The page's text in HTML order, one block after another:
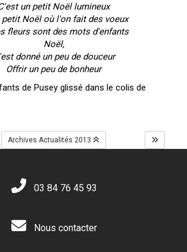
un petit Noël lumineux
petit Noël où l'on fait des voeux
fleurs sont des mots d'enfants
Noël,
donné un peu de douceur
Offrir un peu de bonheur
de Pusey glissé dans le colis de
Archives Actualités 2013
03 84 76 45 93
Nous contacter